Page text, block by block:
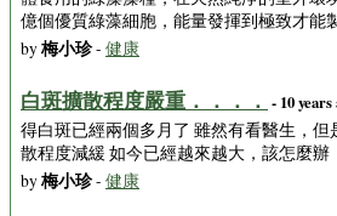
億個優質綠藻細胞，能量發揮到極致才能
by梅小珍- 健康
白斑擴散程度嚴重．．．． - 10 years
得白斑已經兩個多月了 雖然有看醫生，
散程度減緩 如今已經越來越大，該怎麼辦
by梅小珍- 健康